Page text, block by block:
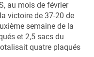
au mois de février
victoire de 37-20 de
semaine de la
et 2,5 sacs du
quatre plaqués